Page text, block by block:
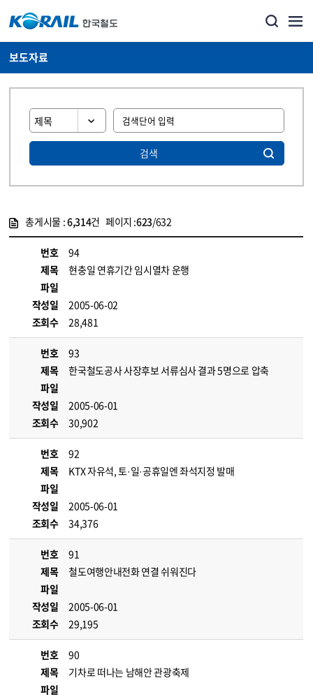
보도자료
검색
총게시물 :6,314건 페이지 :623/632
번호
94
제목
현충일 연휴기간 임시열차 운행
파일
작성일
2005-06-02
조회수
28,481
번호
93
제목
한국철도공사 사장후보 서류심사 결과 5명으로 압축
파일
작성일
2005-06-01
조회수
30,902
번호
92
제목
KTX 자유석, 토·일·공휴일엔 좌석지정 발매
파일
작성일
2005-06-01
조회수
34,376
번호
91
제목
철도여행안내전화 연결 쉬워진다
파일
작성일
2005-06-01
조회수
29,195
번호
90
제목
기차로 떠나는 남해안 관광축제
파일